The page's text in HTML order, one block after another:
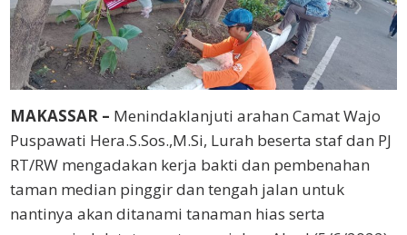
MAKASSAR – Menindaklanjuti arahan Camat Wajo
Puspawati Hera.S.Sos.,M.Si, Lurah beserta staf dan PJ
RT/RW mengadakan kerja bakti dan pembenahan
taman median pinggir dan tengah jalan untuk
nantinya akan ditanami tanaman hias serta